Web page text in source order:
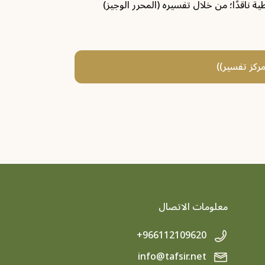
ناقدًا؛ من خلال تفسيره (المحرر الوجيز)
تفسير))
معلومات الاتصال
+966112109620